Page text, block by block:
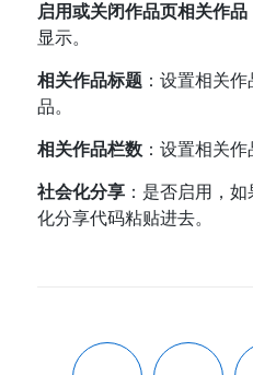
启用或关闭作品页相关作品
显示。
相关作品标题 ：设置相关
品。
相关作品栏数 ：设置相关作
社会化分享 ：是否启用，
化分享代码粘贴进去。